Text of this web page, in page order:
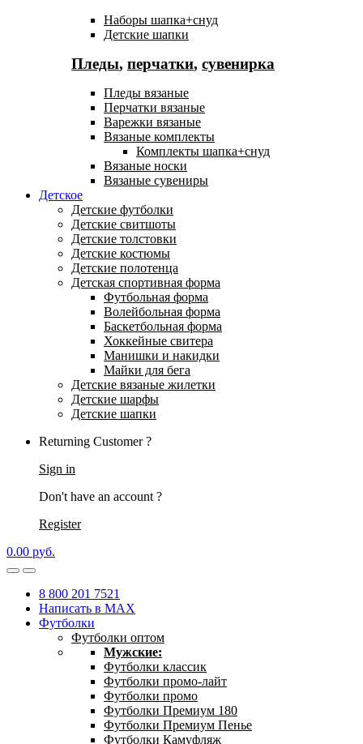
Наборы шапка+снуд
Детские шапки
Пледы, перчатки, сувенирка
Пледы вязаные
Перчатки вязаные
Варежки вязаные
Вязаные комплекты
Комплекты шапка+снуд
Вязаные носки
Вязаные сувениры
Детское
Детские футболки
Детские свитшоты
Детские толстовки
Детские костюмы
Детские полотенца
Детская спортивная форма
Футбольная форма
Волейбольная форма
Баскетбольная форма
Хоккейные свитера
Манишки и накидки
Майки для бега
Детские вязаные жилетки
Детские шарфы
Детские шапки
Returning Customer ?
Sign in
Don't have an account ?
Register
0.00 руб.
8 800 201 7521
Написать в MAX
Футболки
Футболки оптом
Мужские:
Футболки классик
Футболки промо-лайт
Футболки промо
Футболки Премиум 180
Футболки Премиум Пенье
Футболки Камуфляж